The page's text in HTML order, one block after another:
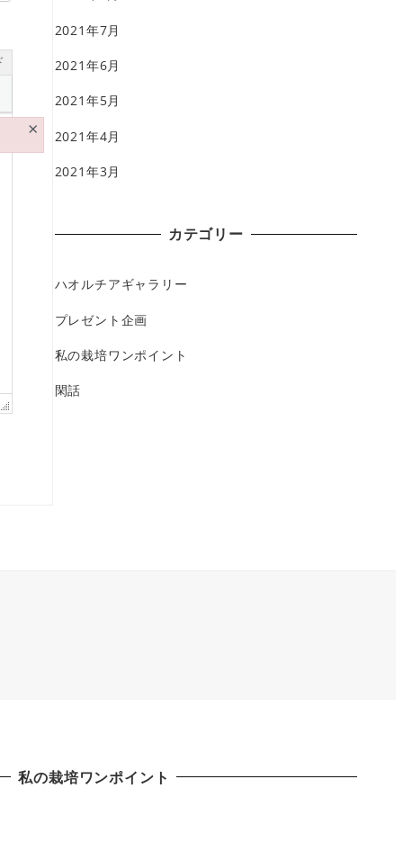
2021年7月
2021年6月
2021年5月
2021年4月
2021年3月
カテゴリー
ハオルチアギャラリー
プレゼント企画
私の栽培ワンポイント
閑話
私の栽培ワンポイント
×